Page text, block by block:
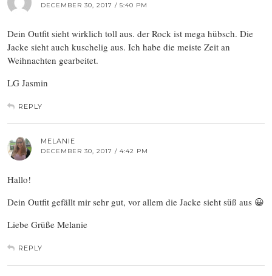
DECEMBER 30, 2017 / 5:40 PM
Dein Outfit sieht wirklich toll aus. der Rock ist mega hübsch. Die
Jacke sieht auch kuschelig aus. Ich habe die meiste Zeit an
Weihnachten gearbeitet.
LG Jasmin
REPLY
MELANIE
DECEMBER 30, 2017 / 4:42 PM
Hallo!
Dein Outfit gefällt mir sehr gut, vor allem die Jacke sieht süß aus 😀
Liebe Grüße Melanie
REPLY